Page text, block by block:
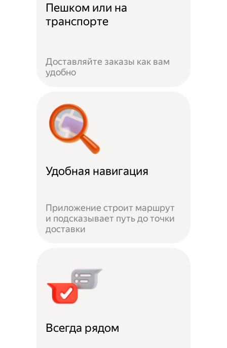
Пешком или на
транспорте
Доставляйте заказы как вам
удобно
Удобная навигация
Приложение строит маршрут
и подсказывает путь до точки
доставки
Всегда рядом